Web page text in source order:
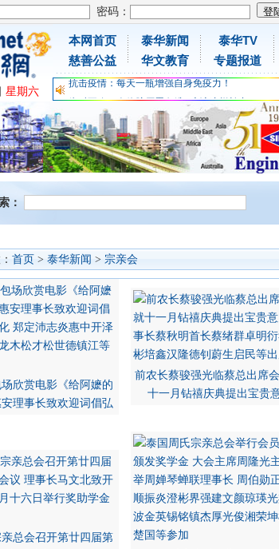
密码：
星期六
本网首页
慈善公益
泰华新闻
华文教育
泰华TV
专题报道
为时不晚，人体胶原蛋白维C应该这样补充
关爱儿童健康，免费领取日本原装尤妮佳超立体儿
抗击疫情：每天一瓶增强自身免疫力！
为时不晚，人体胶原蛋白维C应该这样补充
关爱儿童健康，免费领取日本原装尤妮佳超立体
抗击疫情：每天一瓶增强自身免疫力！
：
首页 > 泰华新闻 > 宗亲会
欣赏电影《给阿嬷的
理事长致欢迎词倡弘
前农长蔡骏强光临蔡总出席
十一月钻禧庆典提出宝贵
总会召开第廿四届第